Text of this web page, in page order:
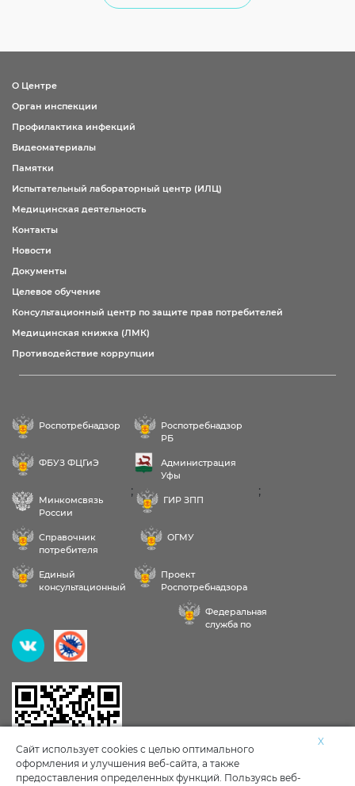
Здравствуйте! Пожалуйста,
выберите услугу:
Исследования воды, продуктов, почвы
Личные мед книжки Клещи
О Центре
Орган инспекции
Профилактика инфекций
Видеоматериалы
Памятки
Испытательный лабораторный центр (ИЛЦ)
Медицинская деятельность
Контакты
Новости
Документы
Целевое обучение
Консультационный центр по защите прав потребителей
Медицинская книжка (ЛМК)
Противодействие коррупции
Роспотребнадзор
Роспотребнадзор
РБ
ФБУЗ ФЦГиЭ
Администрация
Уфы
Минкомсвязь
России
;
ГИР ЗПП
;
Справочник
потребителя
ОГМУ
Единый
консультационный
Проект
Роспотребнадзора
РФ «Здоровое
питание» Федеральная
служба по
X
Сайт использует cookies с целью оптимального
оформления и улучшения веб-сайта, а также
предоставления определенных функций. Пользуясь веб-